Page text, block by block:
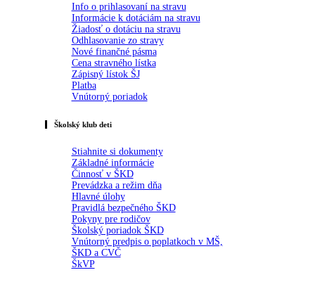
Info o prihlasovaní na stravu
Informácie k dotáciám na stravu
Žiadosť o dotáciu na stravu
Odhlasovanie zo stravy
Nové finančné pásma
Cena stravného lístka
Zápisný lístok ŠJ
Platba
Vnútorný poriadok
Školský klub deti
Stiahnite si dokumenty
Základné informácie
Činnosť v ŠKD
Prevádzka a režim dňa
Hlavné úlohy
Pravidlá bezpečného ŠKD
Pokyny pre rodičov
Školský poriadok ŠKD
Vnútorný predpis o poplatkoch v MŠ,
ŠKD a CVČ
ŠkVP